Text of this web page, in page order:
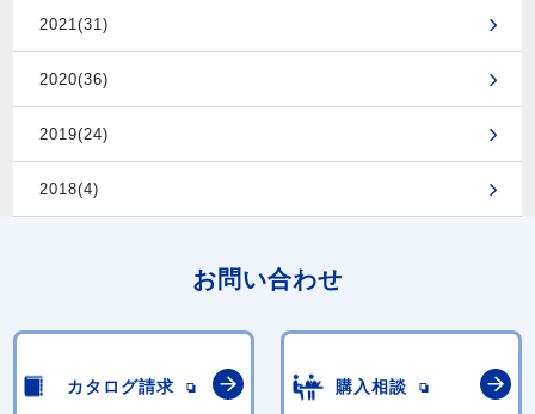
2021(31)
2020(36)
2019(24)
2018(4)
お問い合わせ
カタログ請求 購入相談